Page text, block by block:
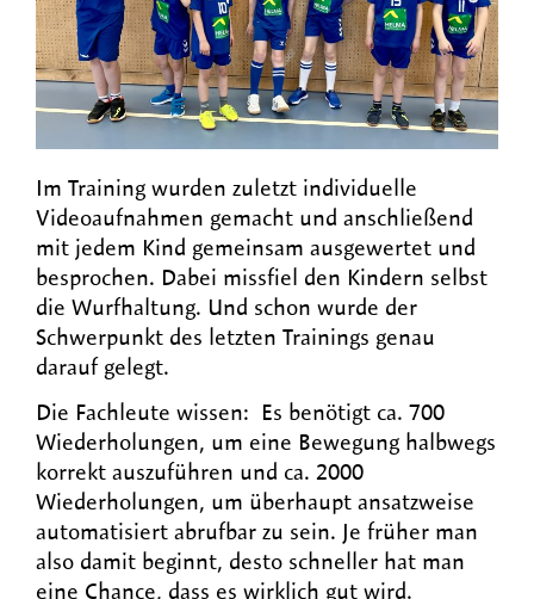
Im Training wurden zuletzt individuelle
Videoaufnahmen gemacht und anschließend
mit jedem Kind gemeinsam ausgewertet und
besprochen. Dabei missfiel den Kindern selbst
die Wurfhaltung. Und schon wurde der
Schwerpunkt des letzten Trainings genau
darauf gelegt.
Die Fachleute wissen: Es benötigt ca. 700
Wiederholungen, um eine Bewegung halbwegs
korrekt auszuführen und ca. 2000
Wiederholungen, um überhaupt ansatzweise
automatisiert abrufbar zu sein. Je früher man
also damit beginnt, desto schneller hat man
eine Chance, dass es wirklich gut wird.